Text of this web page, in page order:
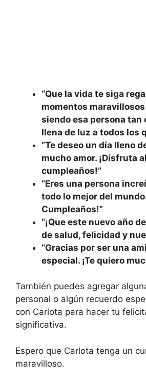
“Que la vida te siga
momentos
siendo esa persona tan
llena de luz a todos los
“Te deseo un día lleno
mucho amor. ¡Disfruta
cumpleaños!”
“Eres una persona
todo lo mejor del
Cumpleaños!”
“¡Que este nuevo año
de salud, felicidad y
“Gracias por ser una
especial. ¡Te quiero
También puedes agregar
personal o algún recuerdo
con Carlota para hacer tu
significativa.
Espero que Carlota tenga un
maravilloso.